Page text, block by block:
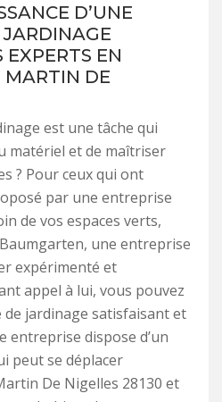
D’UNE
JARDINAGE
EXPERTS EN
DE
est une tâche qui
matériel et de maîtriser
? Pour ceux qui ont
par une entreprise
de vos espaces verts,
une entreprise
expérimenté et
appel à lui, vous pouvez
de jardinage satisfaisant et
entreprise dispose d’un
peut se déplacer
De Nigelles 28130 et